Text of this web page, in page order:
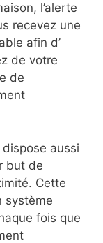
l’alerte
recevez une
afin d’
de votre
de
aussi
but de
Cette
système
fois que